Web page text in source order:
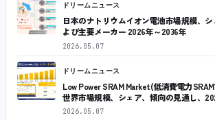
ドリームニュース
日本のナトリウムイオン電池市場規模、
よび主要メーカー 2026年～2036年
2026.05.07
ドリームニュース
Low Power SRAM Market(低消費電力
世界市場規模、シェア、傾向の見通し、
2026.05.07